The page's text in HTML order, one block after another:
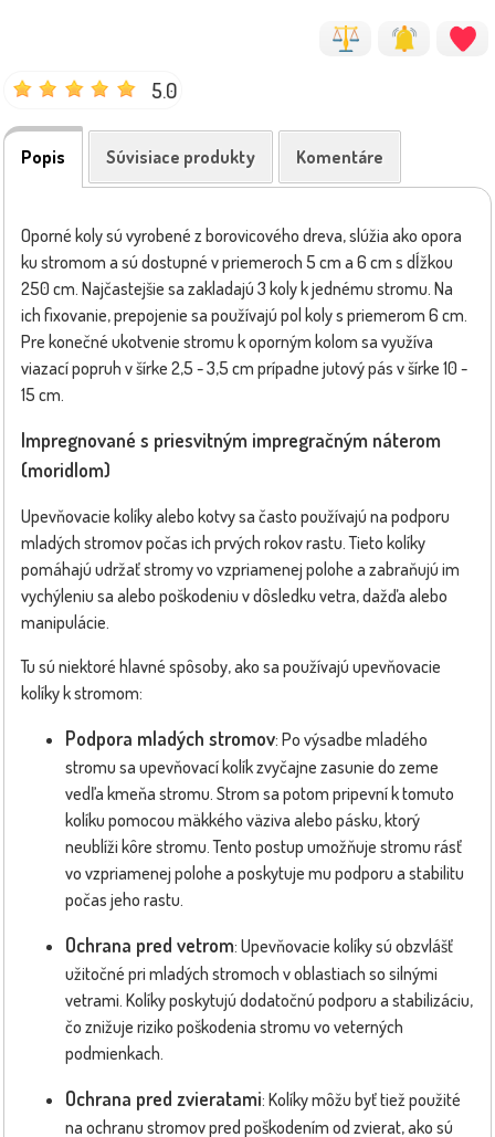
5.0
Popis Súvisiace produkty Komentáre
Oporné koly sú vyrobené z borovicového dreva, slúžia ako opora
ku stromom a sú dostupné v priemeroch 5 cm a 6 cm s dĺžkou
250 cm. Najčastejšie sa zakladajú 3 koly k jednému stromu. Na
ich fixovanie, prepojenie sa používajú pol koly s priemerom 6 cm.
Pre konečné ukotvenie stromu k oporným kolom sa využíva
viazací popruh v šírke 2,5 - 3,5 cm prípadne jutový pás v šírke 10 -
15 cm.
Impregnované s priesvitným impregračným náterom
(moridlom)
Upevňovacie kolíky alebo kotvy sa často používajú na podporu
mladých stromov počas ich prvých rokov rastu. Tieto kolíky
pomáhajú udržať stromy vo vzpriamenej polohe a zabraňujú im
vychýleniu sa alebo poškodeniu v dôsledku vetra, dažďa alebo
manipulácie.
Tu sú niektoré hlavné spôsoby, ako sa používajú upevňovacie
kolíky k stromom:
Podpora mladých stromov: Po výsadbe mladého
stromu sa upevňovací kolík zvyčajne zasunie do zeme
vedľa kmeňa stromu. Strom sa potom pripevní k tomuto
kolíku pomocou mäkkého väziva alebo pásku, ktorý
neublíži kôre stromu. Tento postup umožňuje stromu rásť
vo vzpriamenej polohe a poskytuje mu podporu a stabilitu
počas jeho rastu.
Ochrana pred vetrom: Upevňovacie kolíky sú obzvlášť
užitočné pri mladých stromoch v oblastiach so silnými
vetrami. Kolíky poskytujú dodatočnú podporu a stabilizáciu,
čo znižuje riziko poškodenia stromu vo veterných
podmienkach.
Ochrana pred zvieratami: Kolíky môžu byť tiež použité
na ochranu stromov pred poškodením od zvierat, ako sú